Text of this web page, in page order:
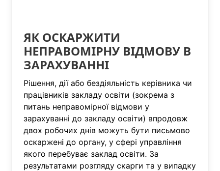
ЯК ОСКАРЖИТИ
НЕПРАВОМІРНУ ВІДМОВУ В
ЗАРАХУВАННІ
Рішення, дії або бездіяльність керівника чи
працівників закладу освіти (зокрема з
питань неправомірної відмови у
зарахуванні до закладу освіти) впродовж
двох робочих днів можуть бути письмово
оскаржені до органу, у сфері управління
якого перебуває заклад освіти. За
результатами розгляду скарги та у випадку